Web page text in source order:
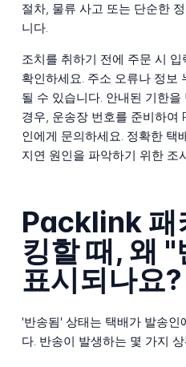
절차, 물류 사고 또는 단순한
니다.
조치를 취하기 전에 주문 시
확인하세요. 주소 오류나 정보
될 수 있습니다. 안내된 기한
경우, 운송장 번호를 준비하여
인에게 문의하세요. 정확한 택
지연 원인을 파악하기 위한 조
Packlink 패
킹할 때, 왜
표시되나요?
'반송됨' 상태는 택배가 발송인
다. 반송이 발생하는 몇 가지